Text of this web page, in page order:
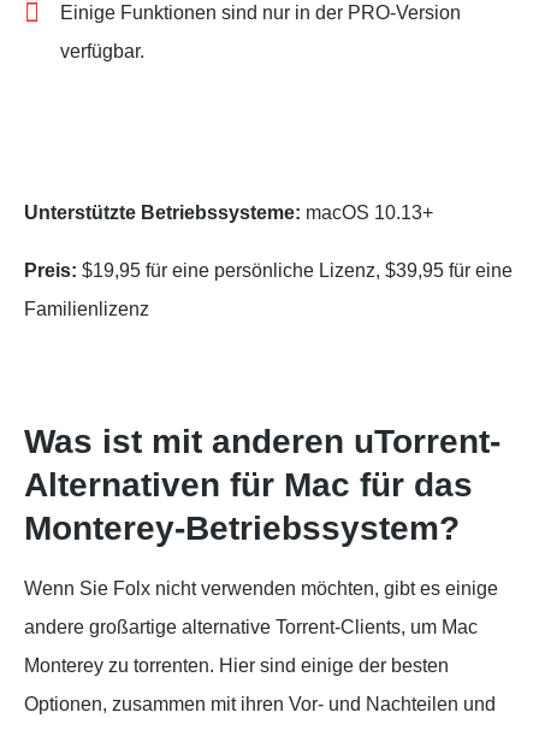
Einige Funktionen sind nur in der PRO-Version
verfügbar.
Unterstützte Betriebssysteme: macOS 10.13+
Preis: $19,95 für eine persönliche Lizenz, $39,95 für eine
Familienlizenz
Was ist mit anderen uTorrent-
Alternativen für Mac für das
Monterey-Betriebssystem?
Wenn Sie Folx nicht verwenden möchten, gibt es einige
andere großartige alternative Torrent-Clients, um Mac
Monterey zu torrenten. Hier sind einige der besten
Optionen, zusammen mit ihren Vor- und Nachteilen und